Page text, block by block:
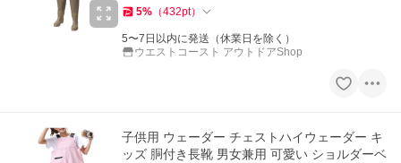
5% （432pt）
5〜7日以内に発送（休業日を除く）
ウエストコースト アウトドアShop
子供用 ウェーダー チェストハイウェーダー キ
ッズ 胴付き長靴 男女兼用 可愛い ショルダーベ